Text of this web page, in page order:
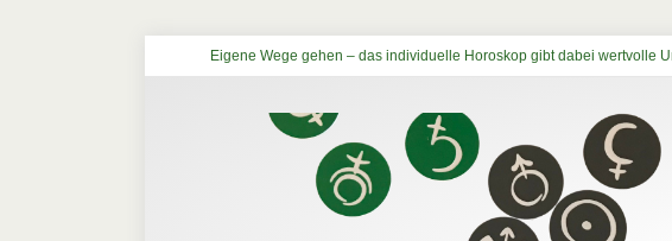
Eigene Wege gehen – das individuelle Horoskop gibt dabei wertvolle